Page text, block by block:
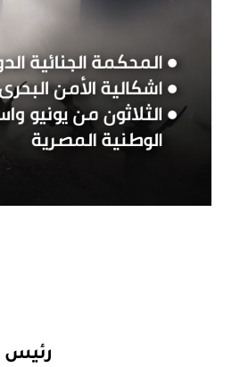
رئيس